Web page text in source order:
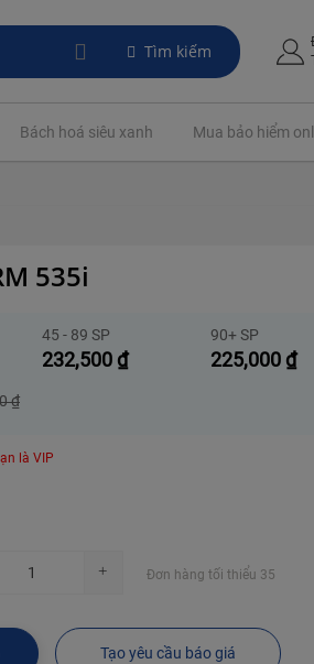
Tìm kiếm
Bách hoá siêu xanh Mua bảo hiểm
535i
232,500 ₫
45 - 89 SP
225,000 ₫
90+ SP
₫
là VIP
Đơn hàng tối thiểu 35
Tạo yêu cầu báo giá